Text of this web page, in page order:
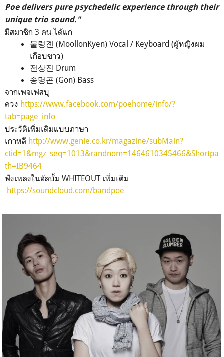
Poe delivers pure psychedelic experience through their
unique trio sound."
มีสมาชิก 3 คน ได้แก่
물렁곈 (MoollonKyen) Vocal / Keyboard (ผู้หญิงผม
เกือบขาว)
전상진 Drum
송명곤 (Gon) Bass
จากเพจเฟสบุ
ควง https://www.facebook.com/poehome/info/?
tab=page_info
ประวัติเพิ่มเติมแบบภาษา
เกาหลี http://www.genie.co.kr/magazine/subMain?
ctid=1&mgz_seq=1013&randnom=1464610345466&Shortpa
th=IB9464
ฟังเพลงในอัลบั้ม WHITEOUT เพิ่มเติม
https://soundcloud.com/bandpoe